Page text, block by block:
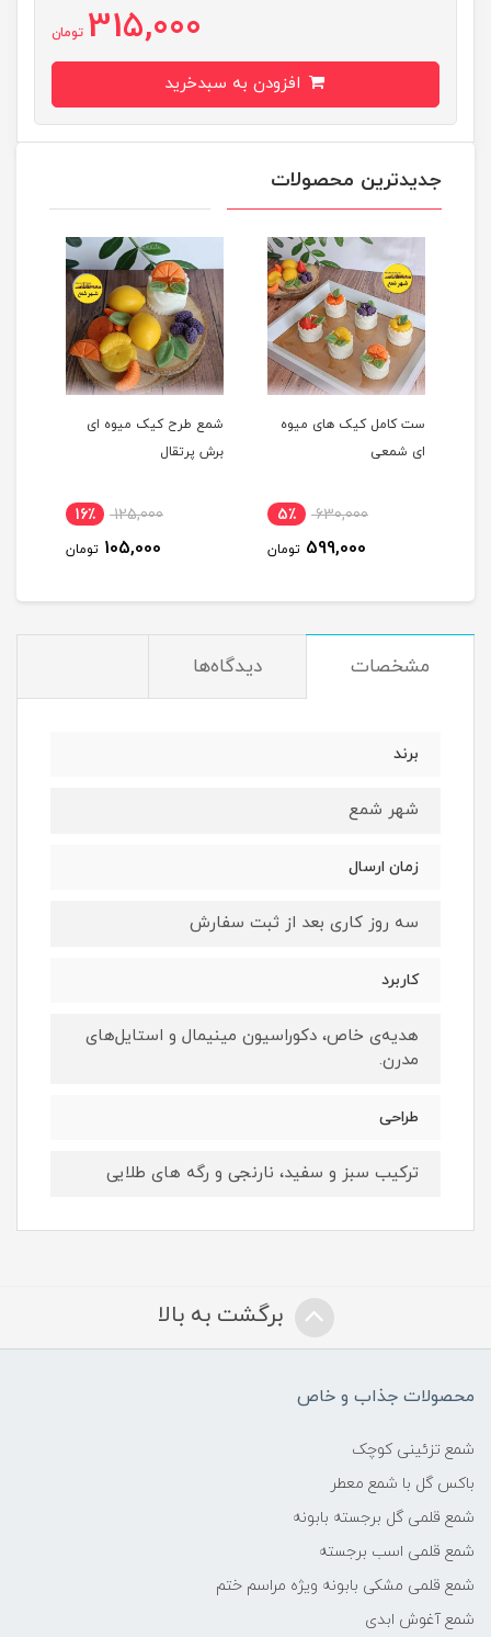
315,000 تومان
جدیدترین محصولات
ست کامل کیک های میوه
ای شمعی
630,000 5٪
599,000 تومان
شمع طرح کیک میوه ای
برش پرتقال
125,000 16٪
105,000 تومان
مشخصات دیدگاه‌ها
برند
شهر شمع
زمان ارسال
سه روز کاری بعد از ثبت سفارش
کاربرد
هدیه‌ی خاص، دکوراسیون مینیمال و استایل‌های
مدرن.
طراحی
ترکیب سبز و سفید، نارنجی و رگه های طلایی
برگشت به بالا
محصولات جذاب و خاص
شمع تزئینی کوچک
باکس گل با شمع معطر
شمع قلمی گل برجسته بابونه
شمع قلمی اسب برجسته
شمع قلمی مشکی بابونه ویژه مراسم ختم
شمع آغوش ابدی